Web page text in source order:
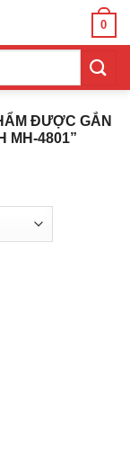
0
ĐƯỢC GẮN
MH-4801”